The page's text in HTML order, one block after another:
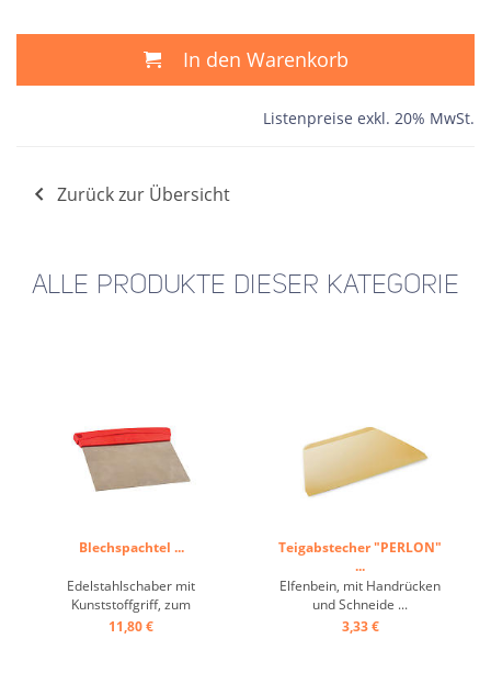
In den Warenkorb
Listenpreise exkl. 20% MwSt.
Zurück zur Übersicht
ALLE PRODUKTE DIESER KATEGORIE
Blechspachtel ...
Edelstahlschaber mit
Kunststoffgriff, zum
Bearbeiten von Schokolade,
11,80 €
Teigabstecher "PERLON"
...
Elfenbein, mit Handrücken
und Schneide ...
3,33 €